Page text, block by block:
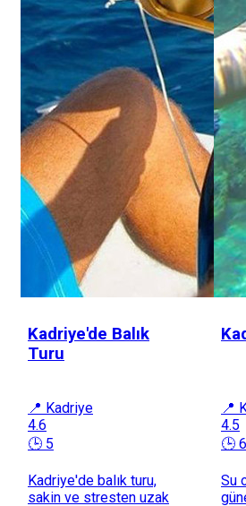
Kadriye'de Balık
Turu
📍 Kadriye
4.6
🕒 5
Kadriye'de balık turu,
sakin ve stresten uzak
📍
4.5
🕒 6
Su